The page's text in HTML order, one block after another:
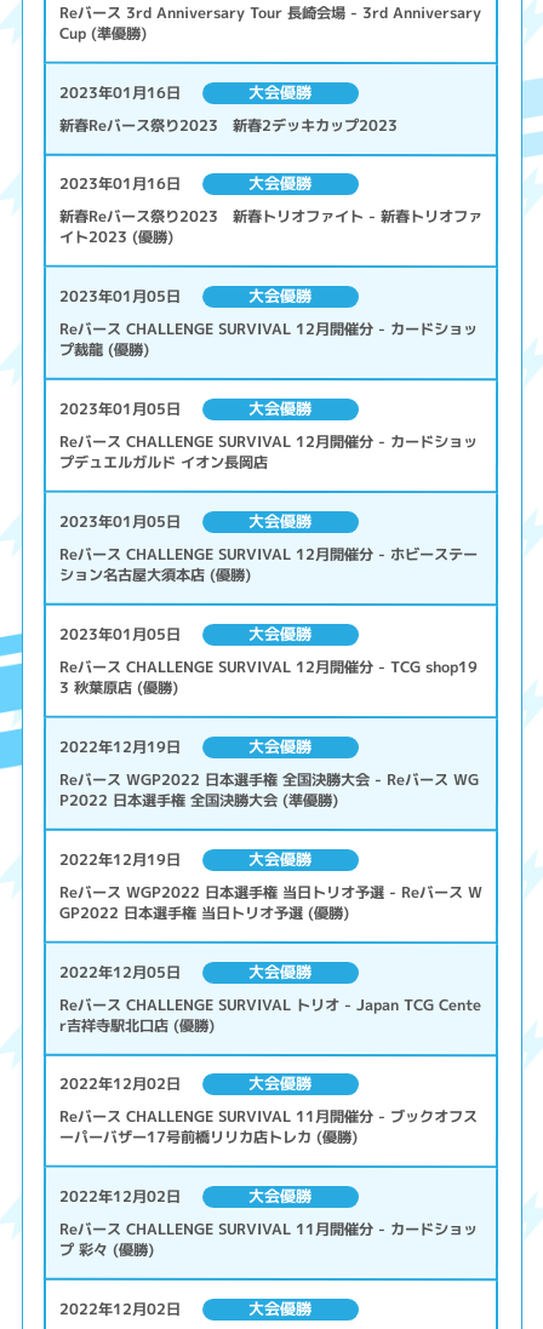
Reバース 3rd Anniversary Tour 長崎会場 - 3rd Anniversary
Cup (準優勝)
2023年01月16日 大会優勝
新春Reバース祭り2023 新春2デッキカップ2023
2023年01月16日 大会優勝
新春Reバース祭り2023 新春トリオファイト - 新春トリオファ
イト2023 (優勝)
2023年01月05日 大会優勝
Reバース CHALLENGE SURVIVAL 12月開催分 - カードショッ
プ裁龍 (優勝)
2023年01月05日 大会優勝
Reバース CHALLENGE SURVIVAL 12月開催分 - カードショッ
プデュエルガルド イオン長岡店
2023年01月05日 大会優勝
Reバース CHALLENGE SURVIVAL 12月開催分 - ホビーステー
ション名古屋大須本店 (優勝)
2023年01月05日 大会優勝
Reバース CHALLENGE SURVIVAL 12月開催分 - TCG shop19
3 秋葉原店 (優勝)
2022年12月19日 大会優勝
Reバース WGP2022 日本選手権 全国決勝大会 - Reバース WG
P2022 日本選手権 全国決勝大会 (準優勝)
2022年12月19日 大会優勝
Reバース WGP2022 日本選手権 当日トリオ予選 - Reバース W
GP2022 日本選手権 当日トリオ予選 (優勝)
2022年12月05日 大会優勝
Reバース CHALLENGE SURVIVAL トリオ - Japan TCG Cente
r吉祥寺駅北口店 (優勝)
2022年12月02日 大会優勝
Reバース CHALLENGE SURVIVAL 11月開催分 - ブックオフス
ーパーバザー17号前橋リリカ店トレカ (優勝)
2022年12月02日 大会優勝
Reバース CHALLENGE SURVIVAL 11月開催分 - カードショッ
プ 彩々 (優勝)
2022年12月02日 大会優勝